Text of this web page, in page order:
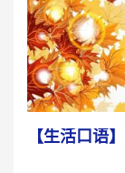
【生活口语】